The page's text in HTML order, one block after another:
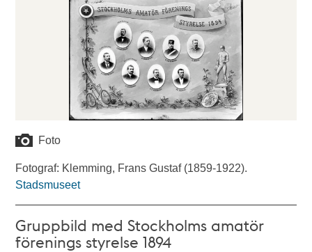
Foto
Fotograf: Klemming, Frans Gustaf (1859-1922).
Stadsmuseet
Gruppbild med Stockholms amatör
förenings styrelse 1894